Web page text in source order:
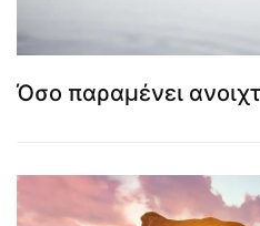
Όσο παραμένει